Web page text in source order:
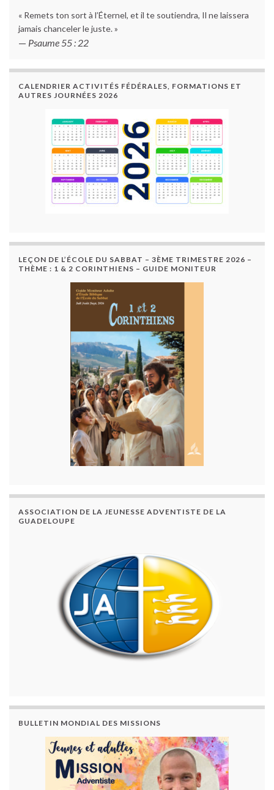
« Remets ton sort à l’Éternel, et il te soutiendra, Il ne laissera
jamais chanceler le juste. »
— Psaume 55 : 22
CALENDRIER ACTIVITÉS FÉDÉRALES, FORMATIONS ET
AUTRES JOURNÉES 2026
LEÇON DE L’ÉCOLE DU SABBAT – 3ÈME TRIMESTRE 2026 –
THÈME : 1 & 2 CORINTHIENS – GUIDE MONITEUR
ASSOCIATION DE LA JEUNESSE ADVENTISTE DE LA
GUADELOUPE
BULLETIN MONDIAL DES MISSIONS